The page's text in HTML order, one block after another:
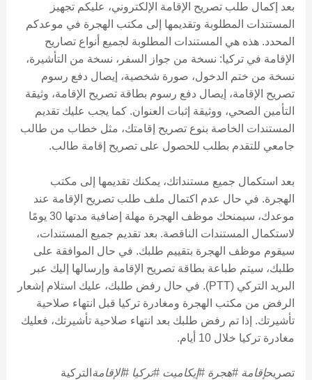
بعد إكمال طلب تصريح الإقامة الإلكتروني، عليكم تجهيز
المستندات المطلوبة وتقديمها إلى مكتب الهجرة في موعدكم
المحدد. هذه هي المستندات المطلوبة لجميع أنواع تصاريح
الإقامة في تركيا: نسخة من جواز السفر، نسخة من التأشيرة،
نسخة من ختم الدخول، صورة شخصية، إيصال دفع رسوم
تصريح الإقامة، إيصال دفع رسوم بطاقة تصريح الإقامة، وثيقة
التأمين الصحي، ووثيقة إثبات العنوان. كما يجب عليك تقديم
المستندات الخاصة بنوع تصريح إقامتك، مثل خطاب من طالب
جامعي للتقدم بطلب للحصول على تصريح إقامة طالب.
بعد استكمال جميع مستنداتك، يمكنك تقديمها إلى مكتب
الهجرة. في حال عدم اكتمال ملف طلب تصريح الإقامة عند
موعدك، سيمنحك موظف الهجرة مهلة إضافية مدتها 30 يومًا
لاستكمال المستندات الناقصة. بعد تقديم جميع المستندات،
سيقوم موظف الهجرة بتقييم طلبك. في حال الموافقة على
طلبك، سيتم طباعة بطاقة تصريح الإقامة وإرسالها إليك عبر
البريد التركي (PTT). في حال رفض طلبك، عليك استلام إشعار
الرفض من مكتب الهجرة ومغادرة تركيا قبل انتهاء صلاحية
تأشيرتك. إذا تم رفض طلبك بعد انتهاء صلاحية تأشيرتك، فعليك
مغادرة تركيا خلال 10 أيام.
تصريحإقامة #هجرة #إيكاميت #تركيا #الإقامة التركية